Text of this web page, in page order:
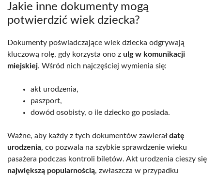
Jakie inne dokumenty mogą
potwierdzić wiek dziecka?
Dokumenty poświadczające wiek dziecka odgrywają
kluczową rolę, gdy korzysta ono z ulg w komunikacji
miejskiej. Wśród nich najczęściej wymienia się:
akt urodzenia,
paszport,
dowód osobisty, o ile dziecko go posiada.
Ważne, aby każdy z tych dokumentów zawierałdatę
urodzenia, co pozwala na szybkie sprawdzenie wieku
pasażera podczas kontroli biletów. Akt urodzenia cieszy się
największą popularnością, zwłaszcza w przypadku